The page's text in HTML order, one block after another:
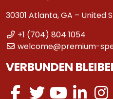
30301 Atlanta, GA – United
+1 (704) 804 1054
welcome@premium-
VERBUNDEN